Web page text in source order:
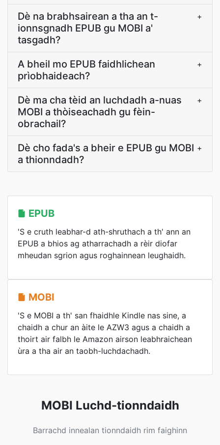
Dè na brabhsairean a tha an t-
ionnsgnadh EPUB gu MOBI a'
tasgadh?
+
A bheil mo EPUB faidhlichean
prìobhaideach?
+
Dè ma cha tèid an luchdadh a-nuas
MOBI a thòiseachadh gu fèin-
obrachail?
+
Dè cho fada's a bheir e EPUB gu MOBI
a thionndadh?
+
EPUB
'S e cruth leabhar-d ath-shruthach a th' ann an
EPUB a bhios ag atharrachadh a rèir diofar
mheudan sgrion agus roghainnean leughaidh.
MOBI
'S e MOBI a th' san fhaidhle Kindle nas sine, a
chaidh a chur an àite le AZW3 agus a chaidh a
thoirt air falbh le Amazon airson leabhraichean
ùra a tha air an taobh-luchdachadh.
MOBI Luchd-tionndaidh
Barrachd innealan tionndaidh rim faighinn